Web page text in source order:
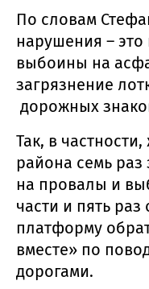
По словам
нарушения –
выбоины на
загрязнение
дорожных
Так, в
района семь
на провалы и
части и пять
платформу
вместе» по
дорогами.